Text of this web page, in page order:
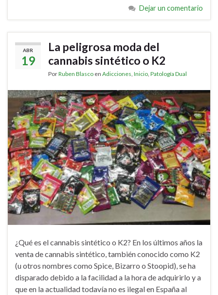
Dejar un comentario
ABR
19
La peligrosa moda del
cannabis sintético o K2
PorRuben Blasco en Adicciones Inicio Patología Dual
¿Qué es el cannabis sintético o K2? En los últimos años la
venta de cannabis sintético, también conocido como K2
(u otros nombres como Spice, Bizarro o Stoopid), se ha
disparado debido a la facilidad a la hora de adquirirlo y a
que en la actualidad todavía no es ilegal en España al